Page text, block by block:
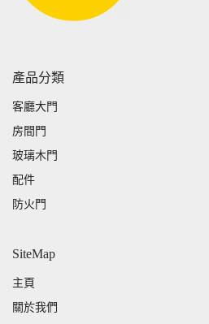
產品分類
客廳大門
房間門
玻璃木門
配件
防火門
SiteMap
主頁
關於我們